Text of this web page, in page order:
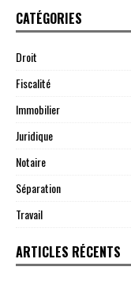
CATÉGORIES
Droit
Fiscalité
Immobilier
Juridique
Notaire
Séparation
Travail
ARTICLES RÉCENTS